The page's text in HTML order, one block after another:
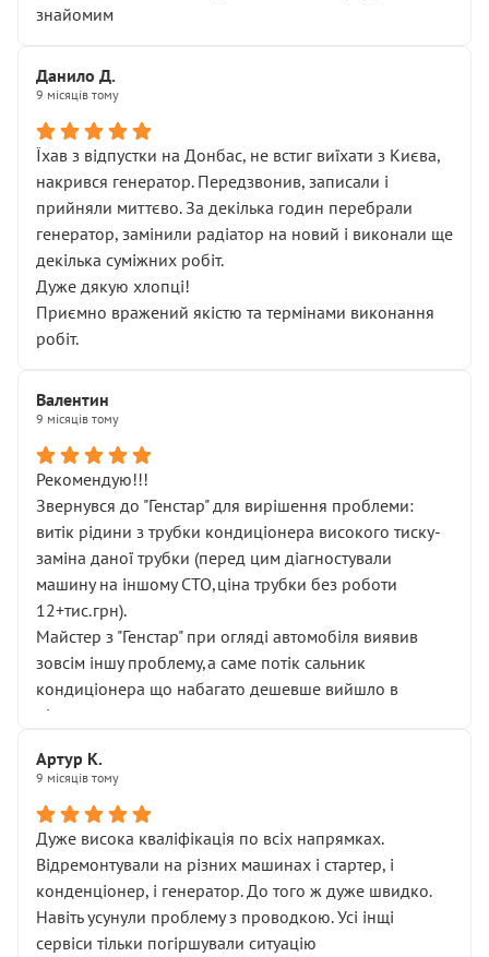
знайомим
Данило Д.
9 місяців тому
Їхав з відпустки на Донбас, не встиг виїхати з Києва,
накрився генератор. Передзвонив, записали і
прийняли миттєво. За декілька годин перебрали
генератор, замінили радіатор на новий і виконали ще
декілька суміжних робіт.
Дуже дякую хлопці!
Приємно вражений якістю та термінами виконання
робіт.
Валентин
9 місяців тому
Рекомендую!!!
Звернувся до "Генстар" для вирішення проблеми:
витік рідини з трубки кондиціонера високого тиску-
заміна даної трубки (перед цим діагностували
машину на іншому СТО,ціна трубки без роботи
12+тис.грн).
Майстер з "Генстар" при огляді автомобіля виявив
зовсім іншу проблему,а саме потік сальник
кондиціонера що набагато дешевше вийшло в
підсумку.
Артур К.
9 місяців тому
Дуже висока кваліфікація по всіх напрямках.
Відремонтували на різних машинах і стартер, і
конденціонер, і генератор. До того ж дуже швидко.
Навіть усунули проблему з проводкою. Усі інщі
сервіси тільки погіршували ситуацію